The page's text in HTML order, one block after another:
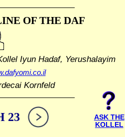
OF THE DAF
Iyun Hadaf, Yerushalayim
Kornfeld
23
ASK THE
KOLLEL